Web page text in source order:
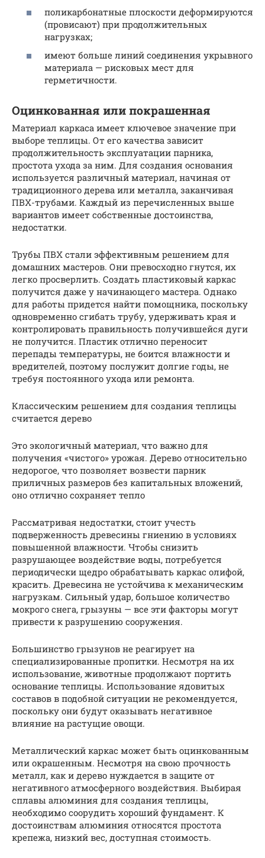
поликарбонатные плоскости деформируются
(провисают) при продолжительных
нагрузках;
имеют больше линий соединения укрывного
материала — рисковых мест для
герметичности.
Оцинкованная или покрашенная
Материал каркаса имеет ключевое значение при
выборе теплицы. От его качества зависит
продолжительность эксплуатации парника,
простота ухода за ним. Для создания основания
используется различный материал, начиная от
традиционного дерева или металла, заканчивая
ПВХ-трубами. Каждый из перечисленных выше
вариантов имеет собственные достоинства,
недостатки.
Трубы ПВХ стали эффективным решением для
домашних мастеров. Они превосходно гнутся, их
легко просверлить. Создать пластиковый каркас
получится даже у начинающего мастера. Однако
для работы придется найти помощника, поскольку
одновременно сгибать трубу, удерживать края и
контролировать правильность получившейся дуги
не получится. Пластик отлично переносит
перепады температуры, не боится влажности и
вредителей, поэтому послужит долгие годы, не
требуя постоянного ухода или ремонта.
Классическим решением для создания теплицы
считается дерево
Это экологичный материал, что важно для
получения «чистого» урожая. Дерево относительно
недорогое, что позволяет возвести парник
приличных размеров без капитальных вложений,
оно отлично сохраняет тепло
Рассматривая недостатки, стоит учесть
подверженность древесины гниению в условиях
повышенной влажности. Чтобы снизить
разрушающее воздействие воды, потребуется
периодически щедро обрабатывать каркас олифой,
красить. Древесина не устойчива к механическим
нагрузкам. Сильный удар, большое количество
мокрого снега, грызуны — все эти факторы могут
привести к разрушению сооружения.
Большинство грызунов не реагирует на
специализированные пропитки. Несмотря на их
использование, животные продолжают портить
основание теплицы. Использование ядовитых
составов в подобной ситуации не рекомендуется,
поскольку они будут оказывать негативное
влияние на растущие овощи.
Металлический каркас может быть оцинкованным
или окрашенным. Несмотря на свою прочность
металл, как и дерево нуждается в защите от
негативного атмосферного воздействия. Выбирая
сплавы алюминия для создания теплицы,
необходимо соорудить хороший фундамент. К
достоинствам алюминия относятся простота
крепежа, низкий вес, доступная стоимость.